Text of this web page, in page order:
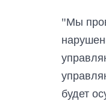
"Мы
будет